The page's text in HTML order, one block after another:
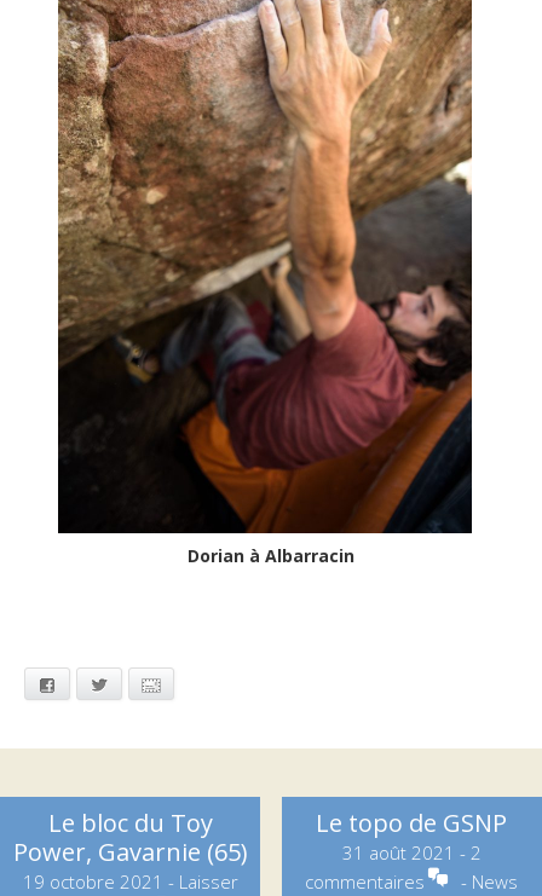
Dorian à Albarracin
Facebook Twitter
Le bloc du Toy
Power, Gavarnie (65)
19 octobre 2021 - Laisser
Le topo de GSNP
31 août 2021 - 2
commentaires
- News